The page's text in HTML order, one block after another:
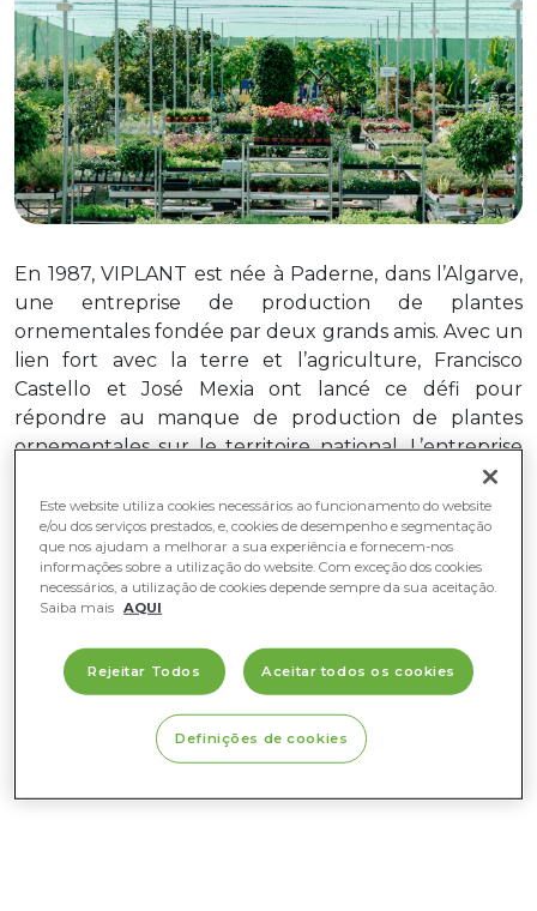
En 1987, VIPLANT est née à Paderne, dans l’Algarve,
une entreprise de production de plantes
ornementales fondée par deux grands amis. Avec un
lien fort avec la terre et l’agriculture, Francisco
Castello et José Mexia ont lancé ce défi pour
répondre au manque de production de plantes
ornementales sur le territoire national. L’entreprise
et, en
1999, la première jardinerie estnée,à Oeiras, où tous
les clients – particuliers et professionnels – pouvaient
acheter ou louer des plantes, des accessoires, des
pots, des jardinières et d’autres articles pour la
décoration.
Este website utiliza cookies necessários ao funcionamento do website
e/ou dos serviços prestados, e, cookies de desempenho e segmentação
que nos ajudam a melhorar a sua experiência e fornecem-nos
informações sobre a utilização do website. Com exceção dos cookies
necessários, a utilização de cookies depende sempre da sua aceitação.
Saiba mais AQUI
Rejeitar Todos Aceitar todos os cookies
Definições de cookies